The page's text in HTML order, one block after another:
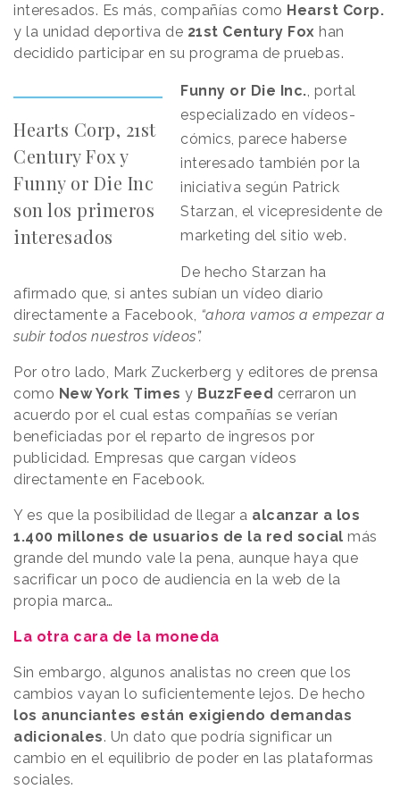
interesados. Es más, compañías como Hearst Corp.
y la unidad deportiva de 21st Century Fox han
decidido participar en su programa de pruebas.
Hearts Corp, 21st
Century Fox y
Funny or Die Inc
son los primeros
interesados
Funny or Die Inc. , portal
especializado en vídeos-
cómics, parece haberse
interesado también por la
iniciativa según Patrick
Starzan, el vicepresidente de
marketing del sitio web.
De hecho Starzan ha
afirmado que, si antes subían un vídeo diario
directamente a Facebook, “ahora vamos a empezar a
subir todos nuestros vídeos”.
Por otro lado, Mark Zuckerberg y editores de prensa
como New York Times y BuzzFeed cerraron un
acuerdo por el cual estas compañías se verían
beneficiadas por el reparto de ingresos por
publicidad. Empresas que cargan vídeos
directamente en Facebook.
Y es que la posibilidad de llegar a alcanzar a los
1.400 millones de usuarios de la red social más
grande del mundo vale la pena, aunque haya que
sacrificar un poco de audiencia en la web de la
propia marca…
La otra cara de la moneda
Sin embargo, algunos analistas no creen que los
cambios vayan lo suficientemente lejos. De hecho
los anunciantes están exigiendo demandas
adicionales. Un dato que podría significar un
cambio en el equilibrio de poder en las plataformas
sociales.